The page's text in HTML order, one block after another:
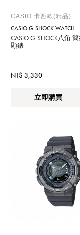
CASIO 卡西歐(精品)
CASIO G-SHOCK WATCH
CASIO G-SHOCK八角
顯錶
NT$ 3,330
立即購買